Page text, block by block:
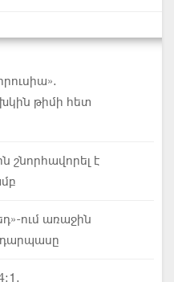
թիմի հետ
շնորհավորել է
ում առաջին
դարպասը